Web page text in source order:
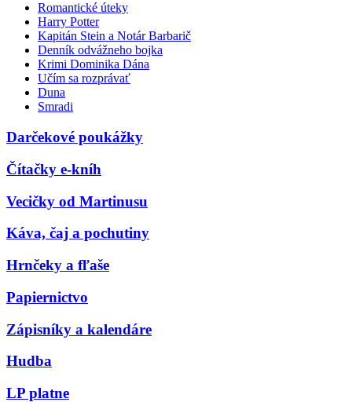
Romantické úteky
Harry Potter
Kapitán Stein a Notár Barbarič
Denník odvážneho bojka
Krimi Dominika Dána
Učím sa rozprávať
Duna
Smradi
Darčekové poukážky
Čítačky e-kníh
Vecičky od Martinusu
Káva, čaj a pochutiny
Hrnčeky a fľaše
Papiernictvo
Zápisníky a kalendáre
Hudba
LP platne